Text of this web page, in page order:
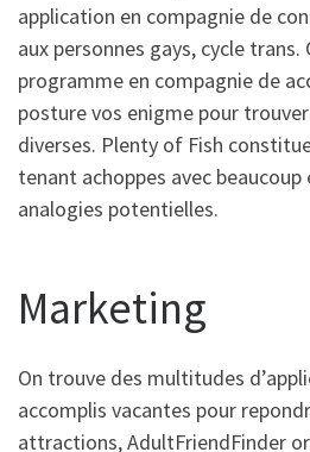
application en compagnie de
aux personnes gays, cycle trans.
programme en compagnie de
posture vos enigme pour
diverses. Plenty of Fish
tenant achoppes avec
analogies potentielles.
Marketing
On trouve des multitudes
accomplis vacantes pour
attractions, AdultFriendFinder